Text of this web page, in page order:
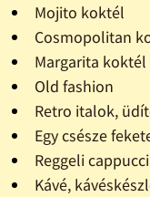
Mojito koktél
Cosmopolitan
Margarita koktél
Old fashion
Retro italok,
Egy csésze
Reggeli
Kávé,